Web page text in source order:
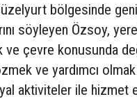
bölgesinde
söyleyen Özsoy,
ve çevre konusunda
ve yardımcı
aktiviteler ile hizmet